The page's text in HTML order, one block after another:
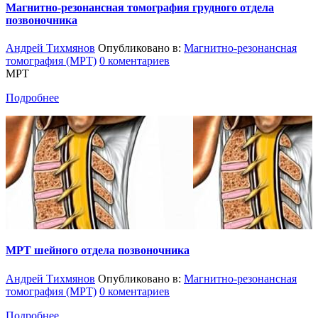
Магнитно-резонансная томография грудного отдела
позвоночника
Андрей Тихмянов Опубликовано в: Магнитно-резонансная
томография (МРТ) 0 коментариев
МРТ
Подробнее
МРТ шейного отдела позвоночника
Андрей Тихмянов Опубликовано в: Магнитно-резонансная
томография (МРТ) 0 коментариев
Подробнее